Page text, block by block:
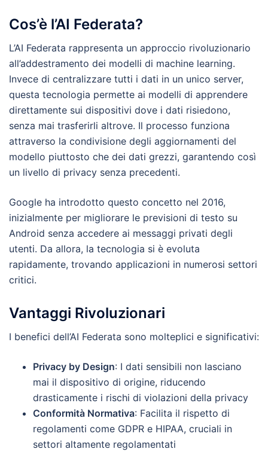
Cos’è l’AI Federata?
L’AI Federata rappresenta un approccio rivoluzionario
all’addestramento dei modelli di machine learning.
Invece di centralizzare tutti i dati in un unico server,
questa tecnologia permette ai modelli di apprendere
direttamente sui dispositivi dove i dati risiedono,
senza mai trasferirli altrove. Il processo funziona
attraverso la condivisione degli aggiornamenti del
modello piuttosto che dei dati grezzi, garantendo così
un livello di privacy senza precedenti.
Google ha introdotto questo concetto nel 2016,
inizialmente per migliorare le previsioni di testo su
Android senza accedere ai messaggi privati degli
utenti. Da allora, la tecnologia si è evoluta
rapidamente, trovando applicazioni in numerosi settori
critici.
Vantaggi Rivoluzionari
I benefici dell’AI Federata sono molteplici e significativi:
Privacy by Design: I dati sensibili non lasciano
mai il dispositivo di origine, riducendo
drasticamente i rischi di violazioni della privacy
Conformità Normativa: Facilita il rispetto di
regolamenti come GDPR e HIPAA, cruciali in
settori altamente regolamentati